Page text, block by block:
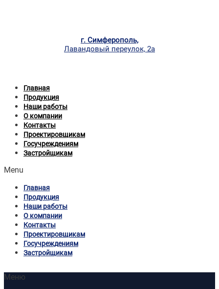
г. Симферополь,
Лавандовый переулок, 2а
Главная
Продукция
Наши работы
О компании
Контакты
Проектировщикам
Госучреждениям
Застройщикам
Menu
Главная
Продукция
Наши работы
О компании
Контакты
Проектировщикам
Госучреждениям
Застройщикам
Меню